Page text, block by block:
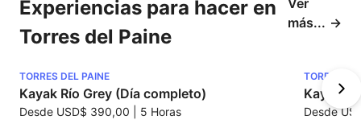
Experiencias para hacer en
Torres del Paine
Ver
más...
TORRES DEL PAINE
Kayak Río Grey (Día completo)
Desde USD$ 390,00 5 Horas
TORRES
Kayak
Desde